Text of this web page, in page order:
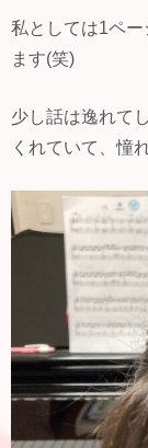
私としては1ペ
ます(笑)
少し話は逸れて
くれていて、憧